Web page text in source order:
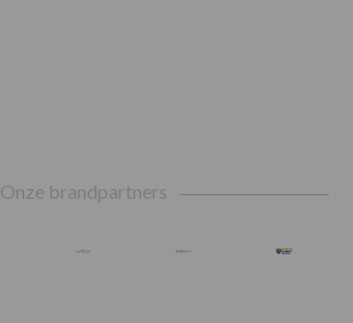
Onze brandpartners